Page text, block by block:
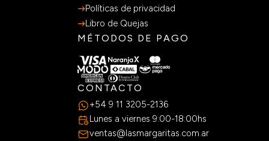
Políticas de privacidad
Libro de Quejas
MÉTODOS DE PAGO
CONTACTO
+54 9 11 3205-2136
Lunes a viernes 9:00-18:00hs
ventas@lasmargaritas.com.ar